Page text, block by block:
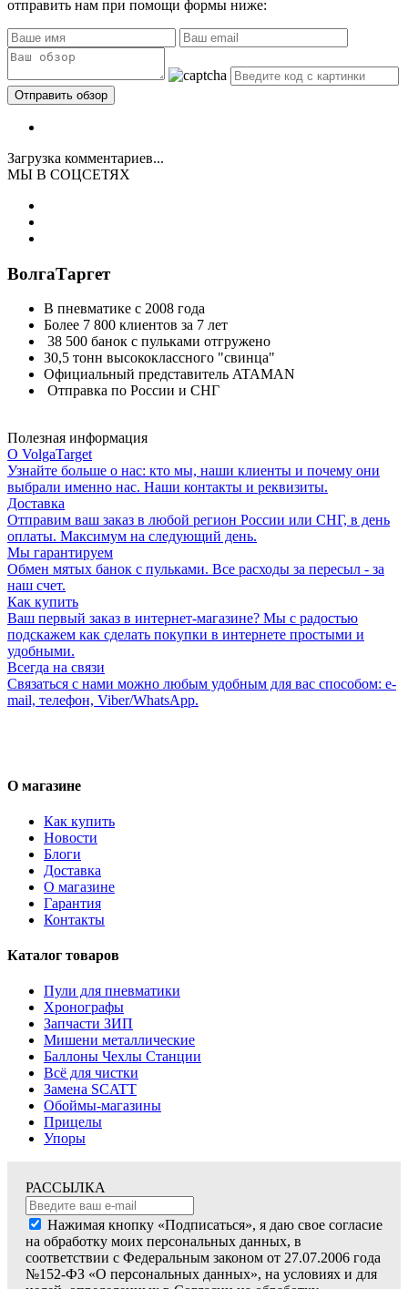
отправить нам при помощи формы ниже:
Загрузка комментариев...
МЫ В СОЦСЕТЯХ
ВолгаТаргет
В пневматике с 2008 года
Более 7 800 клиентов за 7 лет
38 500 банок с пульками отгружено
30,5 тонн высококлассного "свинца"
Официальный представитель ATAMAN
Отправка по России и СНГ
Полезная информация
О VolgaTarget
Узнайте больше о нас: кто мы, наши клиенты и почему они
выбрали именно нас. Наши контакты и реквизиты.
Доставка
Отправим ваш заказ в любой регион России или СНГ, в день
оплаты. Максимум на следующий день.
Мы гарантируем
Обмен мятых банок с пульками. Все расходы за пересыл - за
наш счет.
Как купить
Ваш первый заказ в интернет-магазине? Мы с радостью
подскажем как сделать покупки в интернете простыми и
удобными.
Всегда на связи
Связаться с нами можно любым удобным для вас способом: e-
mail, телефон, Viber/WhatsApp.
О магазине
Как купить
Новости
Блоги
Доставка
О магазине
Гарантия
Контакты
Каталог товаров
Пули для пневматики
Хронографы
Запчасти ЗИП
Мишени металлические
Баллоны Чехлы Станции
Всё для чистки
Замена SCATT
Обоймы-магазины
Прицелы
Упоры
РАССЫЛКА
Нажимая кнопку «Подписаться», я даю свое согласие
на обработку моих персональных данных, в
соответствии с Федеральным законом от 27.07.2006 года
№152-ФЗ «О персональных данных», на условиях и для